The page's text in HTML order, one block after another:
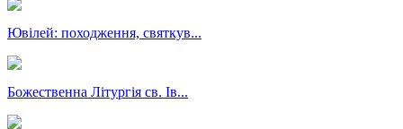
Ювілей: походження, святкув...
Божественна Літургія св. Ів...